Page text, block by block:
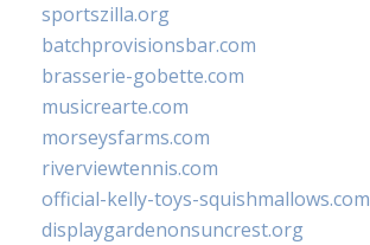
sportszilla.org
batchprovisionsbar.com
brasserie-gobette.com
musicrearte.com
morseysfarms.com
riverviewtennis.com
official-kelly-toys-squishmallows.com
displaygardenonsuncrest.org